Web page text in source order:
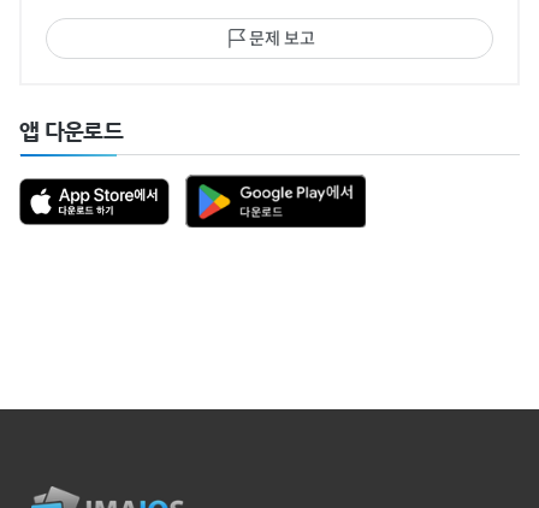
문제 보고
앱 다운로드